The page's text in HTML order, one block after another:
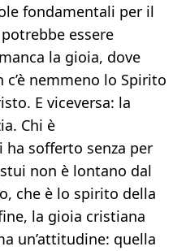
fondamentali per il
essere
la gioia, dove
nemmeno lo Spirito
E viceversa: la
Chi è
sofferto senza per
non è lontano dal
che è lo spirito della
la gioia cristiana
un’attitudine: quella